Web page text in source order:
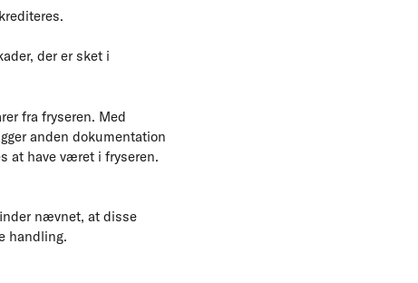
der er sket i
fra fryseren. Med
anden dokumentation
at have været i fryseren.
nævnet, at disse
handling.